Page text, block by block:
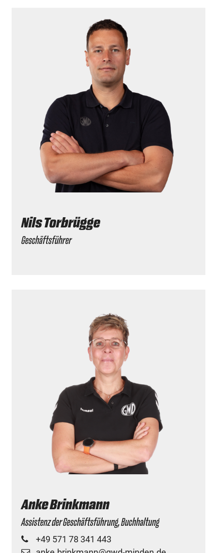
Nils Torbrügge
Geschäftsführer
Anke Brinkmann
Assistenz der Geschäftsführung, Buchhaltung
+49 571 78 341 443